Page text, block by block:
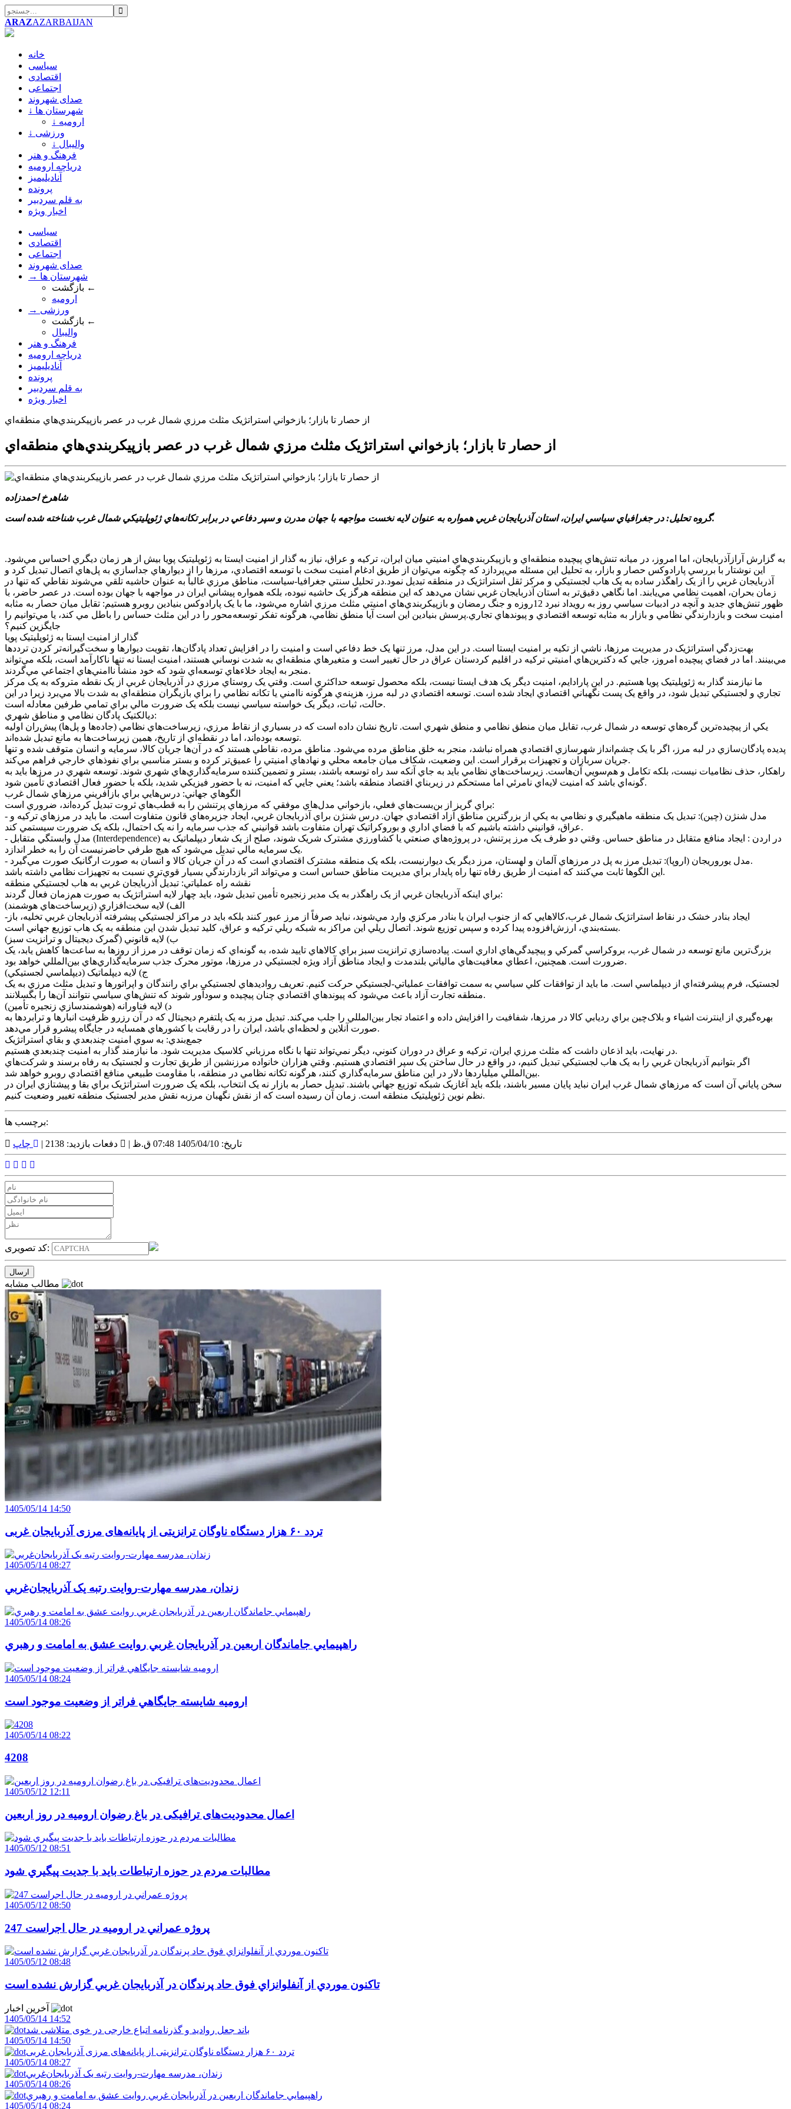
ARAZAZARBAIJAN
خانه
سیاسی
اقتصادی
اجتماعی
صدای شهروند
↓ شهرستان ها
↓ ارومیه
↓ ورزشی
↓ والیبال
فرهنگ و هنر
دریاچه ارومیه
آنادیلیمیز
پرونده
به قلم سردبیر
اخبار ویژه
سیاسی
اقتصادی
اجتماعی
صدای شهروند
→ شهرستان ها
بازگشت ←
ارومیه
→ ورزشی
بازگشت ←
والیبال
فرهنگ و هنر
دریاچه ارومیه
آنادیلیمیز
پرونده
به قلم سردبیر
اخبار ویژه
از حصار تا بازار؛ بازخواني استراتژيک مثلث مرزي شمال غرب در عصر بازپيکربندي‌هاي منطقه‌اي
از حصار تا بازار؛ بازخواني استراتژيک مثلث مرزي شمال غرب در عصر بازپيکربندي‌هاي منطقه‌اي
شاهرخ احمدزاده
گروه تحليل: در جغرافياي سياسي ايران، استان آذربايجان غربي همواره به عنوان لايه نخست مواجهه با جهان مدرن و سپر دفاعي در برابر تکانه‌هاي ژئوپليتيکي شمال غرب شناخته شده است.
به گزارش آرازآذربايجان، اما امروز، در ميانه تنش‌هاي پيچيده منطقه‌اي و بازپيکربندي‌هاي امنيتي ميان ايران، ترکيه و عراق، نياز به گذار از امنيت ايستا به ژئوپليتيک پويا بيش از هر زمان ديگري احساس مي‌شود.
اين نوشتار با بررسي پارادوکس حصار و بازار، به تحليل اين مسئله مي‌پردازد که چگونه مي‌توان از طريق ادغام امنيت سخت با توسعه اقتصادي، مرزها را از ديوارهاي جداسازي به پل‌هاي اتصال تبديل کرد و
آذربايجان غربي را از يک راهگذر ساده به يک هاب لجستيکي و مرکز ثقل استراتژيک در منطقه تبديل نمود.در تحليل سنتي جغرافيا-سياست، مناطق مرزي غالباً به عنوان حاشيه تلقي مي‌شوند نقاطي که تنها در
زمان بحران، اهميت نظامي مي‌يابند. اما نگاهي دقيق‌تر به استان آذربايجان غربي نشان مي‌دهد که اين منطقه هرگز يک حاشيه نبوده، بلکه همواره پيشاني ايران در مواجهه با جهان بوده است. در عصر حاضر، با
ظهور تنش‌هاي جديد و آنچه در ادبيات سياسي روز به رويداد نبرد 12روزه و جنگ رمضان و بازپيکربندي‌هاي امنيتي مثلث مرزي اشاره مي‌شود، ما با يک پارادوکس بنيادين روبرو هستيم: تقابل ميان حصار به مثابه
امنيت سخت و بازدارندگي نظامي و بازار به مثابه توسعه اقتصادي و پيوندهاي تجاري.پرسش بنيادين اين است آيا منطق نظامي، هرگونه تفکر توسعه‌محور را در اين مثلث حساس را باطل مي کند، يا مي‌توانيم را
جايگزين کنيم؟
گذار از امنيت ايستا به ژئوپليتيک پويا
بهت‌زدگي استراتژيک در مديريت مرزها، ناشي از تکيه بر امنيت ايستا است. در اين مدل، مرز تنها يک خط دفاعي است و امنيت را در افزايش تعداد پادگان‌ها، تقويت ديوارها و سخت‌گيرانه‌تر کردن ترددها
مي‌بينند. اما در فضاي پيچيده امروز، جايي که دکترين‌هاي امنيتي ترکيه در اقليم کردستان عراق در حال تغيير است و متغيرهاي منطقه‌اي به شدت نوساني هستند، امنيت ايستا نه تنها ناکارآمد است، بلکه مي‌تواند
منجر به ايجاد خلاءهاي توسعه‌اي شود که خود منشأ ناامني‌هاي اجتماعي مي‌گردند.
ما نيازمند گذار به ژئوپليتيک پويا هستيم. در اين پارادايم، امنيت ديگر يک هدف ايستا نيست، بلکه محصول توسعه حداکثري است. وقتي يک روستاي مرزي در آذربايجان غربي از يک نقطه متروکه به يک مرکز
تجاري و لجستيکي تبديل شود، در واقع يک پست نگهباني اقتصادي ايجاد شده است. توسعه اقتصادي در لبه مرز، هزينه‌ي هرگونه ناامني يا تکانه نظامي را براي بازيگران منطقه‌اي به شدت بالا مي‌برد زيرا در اين
حالت، ثبات، ديگر يک خواسته سياسي نيست بلکه يک ضرورت مالي براي تمامي طرفين معادله است.
ديالکتيک پادگان نظامي و مناطق شهري:
يکي از پيچيده‌ترين گره‌هاي توسعه در شمال غرب، تقابل ميان منطق نظامي و منطق شهري است. تاريخ نشان داده است که در بسياري از نقاط مرزي، زيرساخت‌هاي نظامي (جاده‌ها و پل‌ها) پيش‌ران اوليه
توسعه بوده‌اند، اما در نقطه‌اي از تاريخ، همين زيرساخت‌ها به مانع تبديل شده‌اند.
پديده پادگان‌سازي در لبه مرز، اگر با يک چشم‌انداز شهرسازي اقتصادي همراه نباشد، منجر به خلق مناطق مرده مي‌شود. مناطق مرده، نقاطي هستند که در آن‌ها جريان کالا، سرمايه و انسان متوقف شده و تنها
جريان سربازان و تجهيزات برقرار است. اين وضعيت، شکاف ميان جامعه محلي و نهادهاي امنيتي را عميق‌تر کرده و بستر مناسبي براي نفوذهاي خارجي فراهم مي‌کند.
راهکار، حذف نظاميات نيست، بلکه تکامل و هم‌سويي آن‌هاست. زيرساخت‌هاي نظامي بايد به جاي آنکه سد راه توسعه باشند، بستر و تضمين‌کننده سرمايه‌گذاري‌هاي شهري شوند. توسعه شهري در مرزها بايد به
گونه‌اي باشد که امنيت لايه‌اي نامرئي اما مستحکم در زيربناي اقتصاد منطقه باشد؛ يعني جايي که امنيت، نه با حضور فيزيکي شديد، بلکه با حضور فعال اقتصادي تأمين شود.
الگوهاي جهاني: درس‌هايي براي بازآفريني مرزهاي شمال غرب
براي گريز از بن‌بست‌هاي فعلي، بازخواني مدل‌هاي موفقي که مرزهاي پرتنشن را به قطب‌هاي ثروت تبديل کرده‌اند، ضروري است:
- مدل شنژن (چين): تبديل يک منطقه ماهيگيري و نظامي به يکي از بزرگترين مناطق آزاد اقتصادي جهان. درس شنژن براي آذربايجان غربي، ايجاد جزيره‌هاي قانون متفاوت است. ما بايد در مرزهاي ترکيه و
عراق، قوانيني داشته باشيم که با فضاي اداري و بوروکراتيک تهران متفاوت باشد قوانيني که جذب سرمايه را نه يک احتمال، بلکه يک ضرورت سيستمي کند.
- مدل وابستگي متقابل (Interdependence) در اردن : ايجاد منافع متقابل در مناطق حساس. وقتي دو طرف يک مرز پرتنش، در پروژه‌هاي صنعتي يا کشاورزي مشترک شريک شوند، صلح از يک شعار ديپلماتيک به
يک سرمايه مالي تبديل مي‌شود که هيچ طرفي حاضرنيست آن را به خطر اندازد.
- مدل يوروريجان (اروپا): تبديل مرز به پل در مرزهاي آلمان و لهستان، مرز ديگر يک ديوارنيست، بلکه يک منطقه مشترک اقتصادي است که در آن جريان کالا و انسان به صورت ارگانيک صورت مي‌گيرد.
اين الگوها ثابت مي‌کنند که امنيت از طريق رفاه تنها راه پايدار براي مديريت مناطق حساس است و مي‌تواند اثر بازدارندگي بسيار قوي‌تري نسبت به تجهيزات نظامي داشته باشد.
نقشه راه عملياتي: تبديل آذربايجان غربي به هاب لجستيکي منطقه
براي اينکه آذربايجان غربي از يک راهگذر به يک مدير زنجيره تأمين تبديل شود، بايد چهار لايه استراتژيک به صورت هم‌زمان فعال گردند:
الف) لايه سخت‌افزاري (زيرساخت‌هاي هوشمند)
ايجاد بنادر خشک در نقاط استراتژيک شمال غرب،کالاهايي که از جنوب ايران يا بنادر مرکزي وارد مي‌شوند، نبايد صرفاً از مرز عبور کنند بلکه بايد در مراکز لجستيکي پيشرفته آذربايجان غربي تخليه، باز-
بسته‌بندي، ارزش‌افزوده پيدا کرده و سپس توزيع شوند. اتصال ريلي اين مراکز به شبکه ريلي ترکيه و عراق، کليد تبديل شدن اين منطقه به يک هاب توزيع جهاني است.
ب) لايه قانوني (گمرک ديجيتال و ترانزيت سبز)
بزرگ‌ترين مانع توسعه در شمال غرب، بروکراسي گمرکي و پيچيدگي‌هاي اداري است. پياده‌سازي ترانزيت سبز براي کالاهاي تاييد شده، به گونه‌اي که زمان توقف در مرز از روزها به ساعت‌ها کاهش يابد، يک
ضرورت است. همچنين، اعطاي معافيت‌هاي مالياتي بلندمدت و ايجاد مناطق آزاد ويژه لجستيکي در مرزها، موتور محرک جذب سرمايه‌گذاري‌هاي بين‌المللي خواهد بود.
ج) لايه ديپلماتيک (ديپلماسي لجستيکي)
لجستيک، فرم پيشرفته‌اي از ديپلماسي است. ما بايد از توافقات کلي سياسي به سمت توافقات عملياتي-لجستيکي حرکت کنيم. تعريف رواديدهاي لجستيکي براي رانندگان و اپراتورها و تبديل مثلث مرزي به يک
منطقه تجارت آزاد باعث مي‌شود که پيوندهاي اقتصادي چنان پيچيده و سودآور شوند که تنش‌هاي سياسي نتوانند آن‌ها را بگسلانند.
د) لايه فناورانه (هوشمندسازي زنجيره تأمين)
بهره‌گيري از اينترنت اشياء و بلاک‌چين براي رديابي کالا در مرزها، شفافيت را افزايش داده و اعتماد تجار بين‌المللي را جلب مي‌کند. تبديل مرز به يک پلتفرم ديجيتال که در آن رزرو ظرفيت انبارها و ترابردها به
صورت آنلاين و لحظه‌اي باشد، ايران را در رقابت با کشورهاي همسايه در جايگاه پيشرو قرار مي‌دهد.
جمع‌بندي: به سوي امنيت چندبعدي و بقاي استراتژيک
در نهايت، بايد اذعان داشت که مثلث مرزي ايران، ترکيه و عراق در دوران کنوني، ديگر نمي‌تواند تنها با نگاه مرزباني کلاسيک مديريت شود. ما نيازمند گذار به امنيت چندبعدي هستيم.
اگر بتوانيم آذربايجان غربي را به يک هاب لجستيکي تبديل کنيم، در واقع در حال ساختن يک سپر اقتصادي هستيم. وقتي هزاران خانواده مرزنشين از طريق تجارت و لجستيک به رفاه برسند و شرکت‌هاي
بين‌المللي ميلياردها دلار در اين مناطق سرمايه‌گذاري کنند، هرگونه تکانه نظامي در منطقه، با مقاومت طبيعي منافع اقتصادي روبرو خواهد شد.
سخن پاياني آن است که مرزهاي شمال غرب ايران نبايد پايان مسير باشند، بلکه بايد آغازيک شبکه توزيع جهاني باشند. تبديل حصار به بازار نه يک انتخاب، بلکه يک ضرورت استراتژيک براي بقا و پيشتازي ايران در
نظم نوين ژئوپليتيک منطقه است. زمان آن رسيده است که از نقش نگهبان مرزبه نقش مدير لجستيک منطقه تغيير وضعيت کنيم.
برچسب ها:
تاریخ: 1405/04/10 07:48 ق.ظ | دفعات بازدید: 2138 | چاپ
کد تصویری:
1405/05/14 14:50
تردد ۶۰ هزار دستگاه ناوگان ترانزیتی از پایانه‌های مرزی آذربایجان ‌غربی
1405/05/14 08:27
زندان، مدرسه مهارت-روايت رتبه يک آذربايجان‌غربي
1405/05/14 08:26
راهپيمايي جاماندگان اربعين در آذربايجان غربي روايت عشق به امامت و رهبري
1405/05/14 08:24
اروميه شايسته جايگاهي فراتر از وضعيت موجود است
1405/05/14 08:22
4208
1405/05/12 12:11
اعمال محدودیت‌های ترافیکی در باغ رضوان ارومیه در روز اربعین
1405/05/12 08:51
مطالبات مردم در حوزه ارتباطات بايد با جديت پيگيري شود
1405/05/12 08:50
247 پروژه عمراني در اروميه در حال اجراست
1405/05/12 08:48
تاکنون موردي از آنفلوانزاي فوق حاد پرندگان در آذربايجان غربي گزارش نشده است
1405/05/14 14:52
باند جعل روادید و گذرنامه اتباع خارجی در خوی متلاشی شد
1405/05/14 14:50
تردد ۶۰ هزار دستگاه ناوگان ترانزیتی از پایانه‌های مرزی آذربایجان ‌غربی
1405/05/14 08:27
زندان، مدرسه مهارت-روايت رتبه يک آذربايجان‌غربي
1405/05/14 08:26
راهپيمايي جاماندگان اربعين در آذربايجان غربي روايت عشق به امامت و رهبري
1405/05/14 08:24